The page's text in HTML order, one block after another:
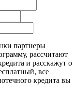
партнеры
рассчитают
и расскажут о
все
кредита вы